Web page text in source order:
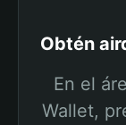
Obtén
En el
Wallet,